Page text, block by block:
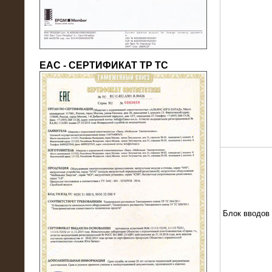
22.05.2016
Нагрузочный модуль в контейнере
10 МВт (0,4 кВ - напряжение)
ЕАС - СЕРТИФИКАТ ТР ТС
Блок вводов